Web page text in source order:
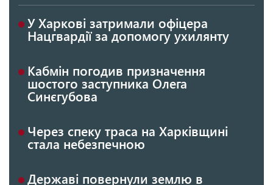
У Харкові затримали офіцера
Нацгвардії за допомогу ухилянту
Кабмін погодив призначення
шостого заступника Олега
Синєгубова
Через спеку траса на Харківщині
стала небезпечною
Державі повернули землю в